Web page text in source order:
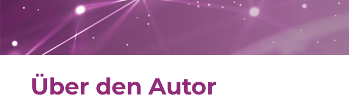
Über den Autor